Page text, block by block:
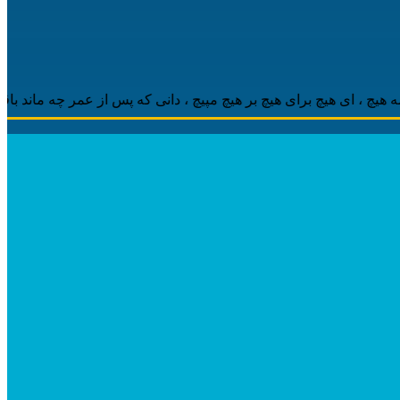
‌ای هیچ برای هیچ بر هیچ مپیچ ، دانی که پس از عمر چه ماند باقی ،